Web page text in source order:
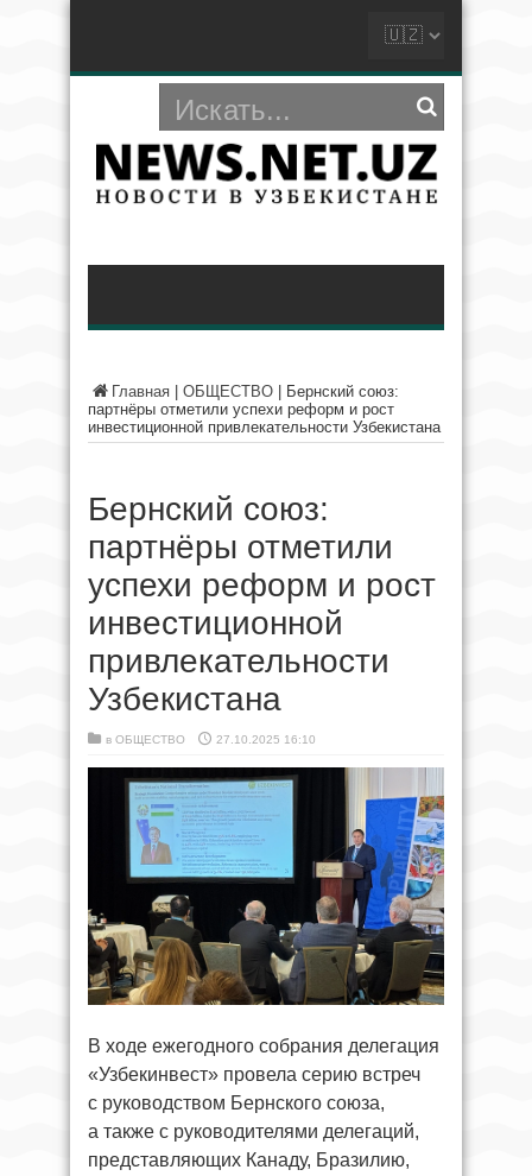
Главная ОБЩЕСТВО
Бернский союз:
партнёры отметили успехи реформ и рост
инвестиционной привлекательности Узбекистана
Бернский союз:
партнёры отметили
успехи реформ и рост
инвестиционной
привлекательности
Узбекистана
в ОБЩЕСТВО 27.10.2025 16:10
В ходе ежегодного собрания делегация
«Узбекинвест» провела серию встреч
с руководством Бернского союза,
а также с руководителями делегаций,
представляющих Канаду, Бразилию,